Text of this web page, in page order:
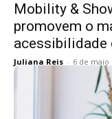
Mobility &
promovem o
acessibilidade
Juliana Reis - 6 de maio